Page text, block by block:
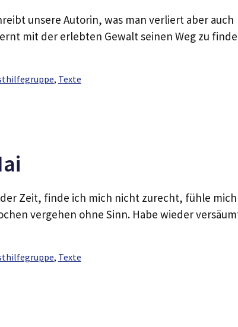
unsere Autorin, was man verliert aber auch
mit der erlebten Gewalt seinen Weg zu
, Texte
Zeit, finde ich mich nicht zurecht, fühle mich
vergehen ohne Sinn. Habe wieder
, Texte